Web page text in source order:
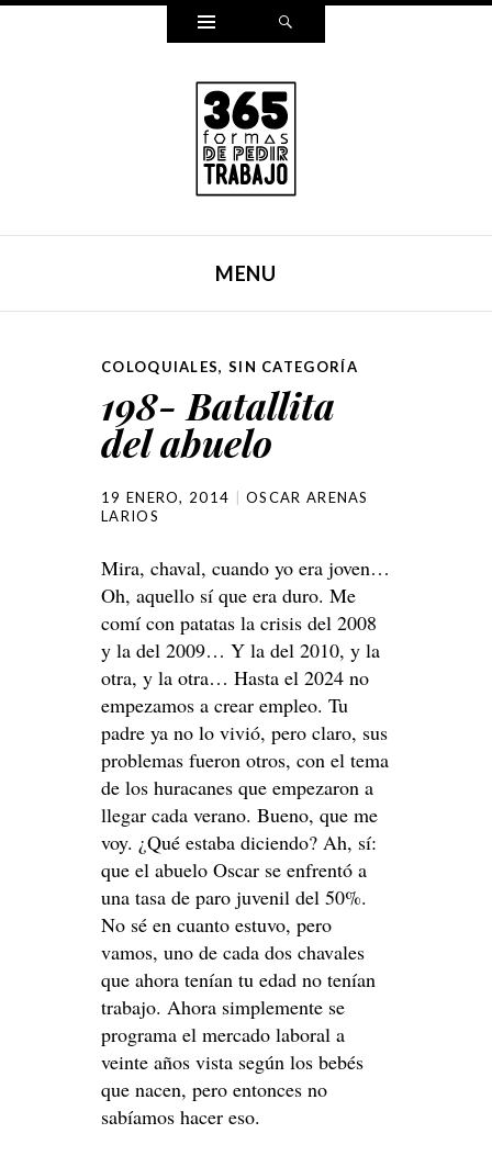
Widgets
MENU
COLOQUIALES, SIN CATEGORÍA
198- Batallita
del abuelo
19 ENERO, 2014
OSCAR ARENAS
LARIOS
Mira, chaval, cuando yo era joven…
Oh, aquello sí que era duro. Me
comí con patatas la crisis del 2008
y la del 2009… Y la del 2010, y la
otra, y la otra… Hasta el 2024 no
empezamos a crear empleo. Tu
padre ya no lo vivió, pero claro, sus
problemas fueron otros, con el tema
de los huracanes que empezaron a
llegar cada verano. Bueno, que me
voy. ¿Qué estaba diciendo? Ah, sí:
que el abuelo Oscar se enfrentó a
una tasa de paro juvenil del 50%.
No sé en cuanto estuvo, pero
vamos, uno de cada dos chavales
que ahora tenían tu edad no tenían
trabajo. Ahora simplemente se
programa el mercado laboral a
veinte años vista según los bebés
que nacen, pero entonces no
sabíamos hacer eso.